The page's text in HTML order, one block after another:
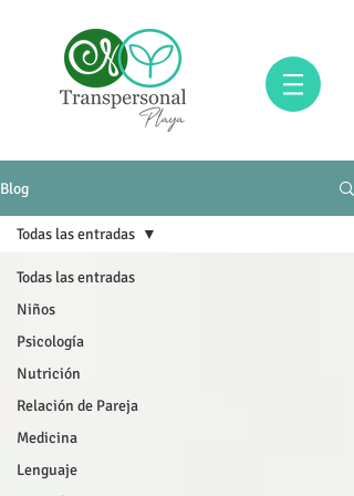
Blog
Todas las entradas
Niños
Psicología
Nutrición
Relación de Pareja
Medicina
Lenguaje
Todas las entradas